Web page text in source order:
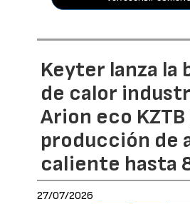
Keyter lanza la
de calor
Arion eco KZTB
producción de
caliente hasta
27/07/2026